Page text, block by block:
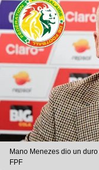
Mano Menezes dio un
FPF